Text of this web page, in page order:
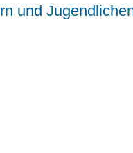
und